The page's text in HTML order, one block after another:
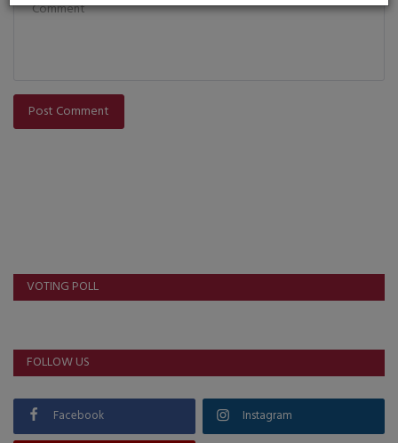
Post Comment
VOTING POLL
FOLLOW US
Facebook Instagram